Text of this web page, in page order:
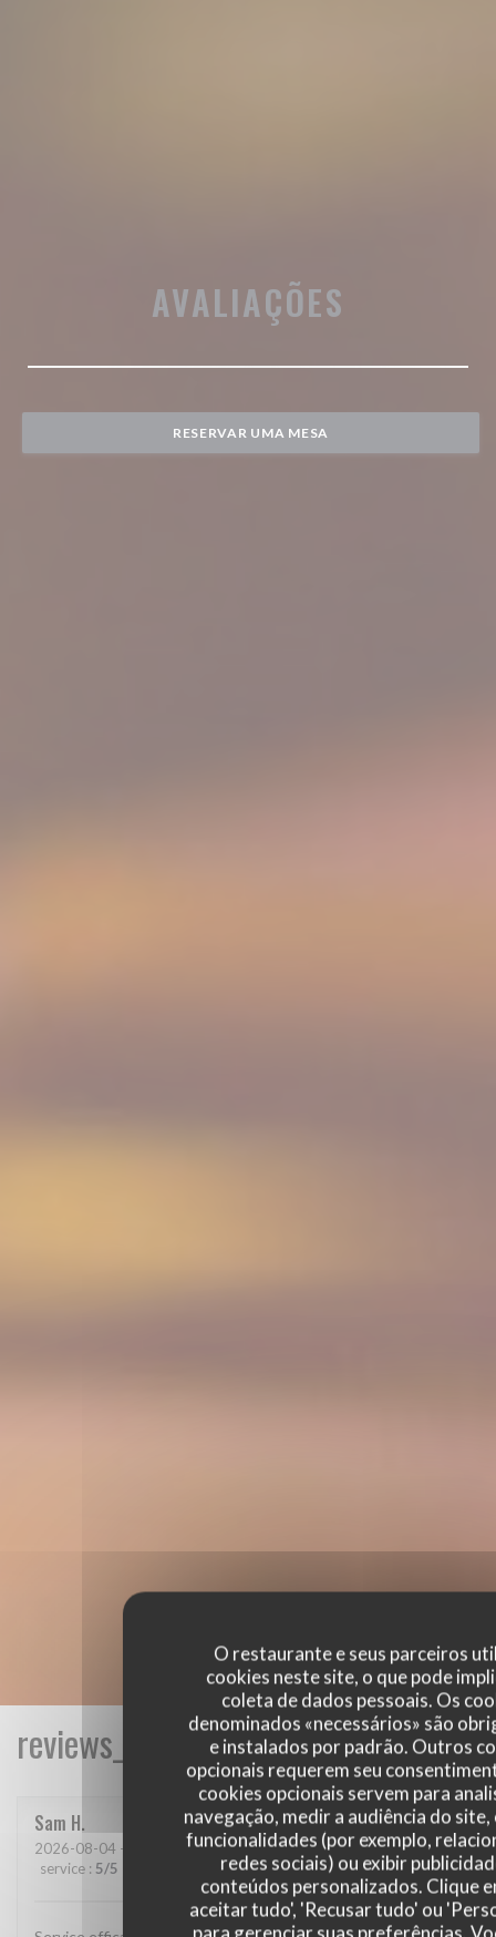
O restaurante e seus parceiros
cookies neste site, o que pode
coleta de dados pessoais. Os
denominados «necessários» são
e instalados por padrão. Outros
opcionais requerem seu
cookies opcionais servem para
navegação, medir a audiência do
funcionalidades (por exemplo,
redes sociais) ou exibir
conteúdos personalizados. Clique
aceitar tudo', 'Recusar tudo' ou
AVALIAÇÕES
RESERVAR UMA MESA
Sam H
2026-08-04 - 19:45 - guests 3
service : 5/5 menu: 5/5 quality_price:5/5